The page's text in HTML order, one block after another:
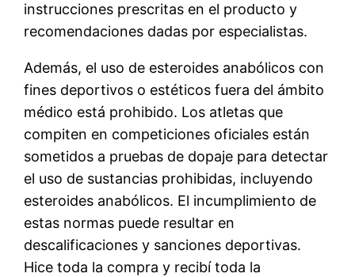
instrucciones prescritas en el producto y
recomendaciones dadas por especialistas.
Además, el uso de esteroides anabólicos con
fines deportivos o estéticos fuera del ámbito
médico está prohibido. Los atletas que
compiten en competiciones oficiales están
sometidos a pruebas de dopaje para detectar
el uso de sustancias prohibidas, incluyendo
esteroides anabólicos. El incumplimiento de
estas normas puede resultar en
descalificaciones y sanciones deportivas.
Hice toda la compra y recibí toda la